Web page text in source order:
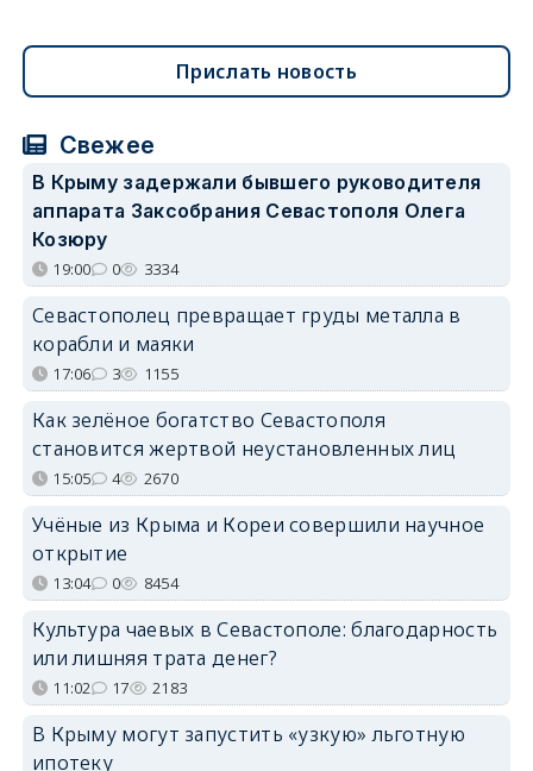
Прислать новость
Свежее
В Крыму задержали бывшего руководителя
аппарата Заксобрания Севастополя Олега
Козюру
19:00 0 3334
Севастополец превращает груды металла в
корабли и маяки
17:06 3 1155
Как зелёное богатство Севастополя
становится жертвой неустановленных лиц
15:05 4 2670
Учёные из Крыма и Кореи совершили научное
открытие
13:04 0 8454
Культура чаевых в Севастополе: благодарность
или лишняя трата денег?
11:02 17 2183
В Крыму могут запустить «узкую» льготную
ипотеку